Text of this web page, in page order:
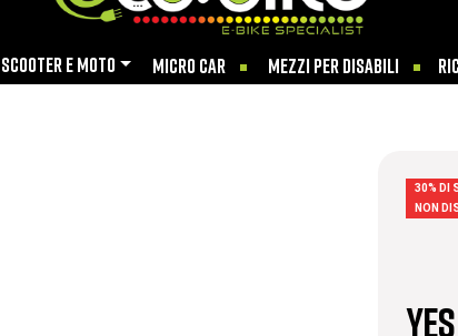
SCOOTER E MOTO MICRO CAR MEZZI PER DISABILI
30% DI
NON